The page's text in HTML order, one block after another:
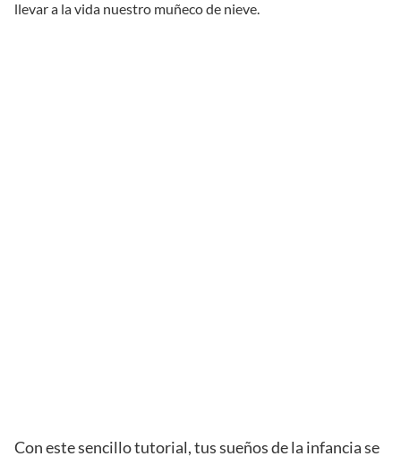
llevar a la vida nuestro muñeco de nieve.
Con este sencillo tutorial, tus sueños de la infancia se